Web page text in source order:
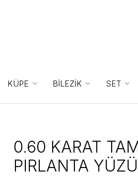
KÜPE BİLEZİK SET
0.60 KARAT
PIRLANTA